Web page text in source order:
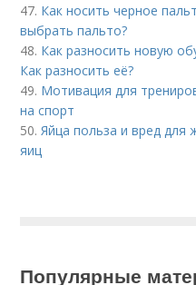
47. Как носить черное
выбрать пальто?
48. Как разносить новую
Как разносить её?
49. Мотивация для
на спорт
50.Яйца польза и вред
яиц
Популярные